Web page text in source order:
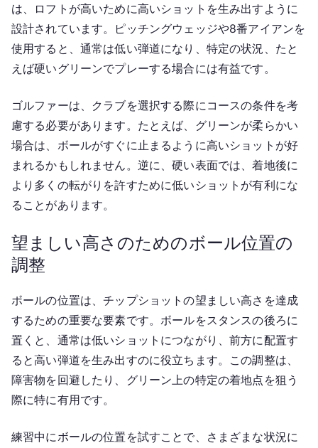
は、ロフトが高いために高いショットを生み出すように
設計されています。ピッチングウェッジや8番アイアンを
使用すると、通常は低い弾道になり、特定の状況、たと
えば硬いグリーンでプレーする場合には有益です。
ゴルファーは、クラブを選択する際にコースの条件を考
慮する必要があります。たとえば、グリーンが柔らかい
場合は、ボールがすぐに止まるように高いショットが好
まれるかもしれません。逆に、硬い表面では、着地後に
より多くの転がりを許すために低いショットが有利にな
ることがあります。
望ましい高さのためのボール位置の
調整
ボールの位置は、チップショットの望ましい高さを達成
するための重要な要素です。ボールをスタンスの後ろに
置くと、通常は低いショットにつながり、前方に配置す
ると高い弾道を生み出すのに役立ちます。この調整は、
障害物を回避したり、グリーン上の特定の着地点を狙う
際に特に有用です。
練習中にボールの位置を試すことで、さまざまな状況に